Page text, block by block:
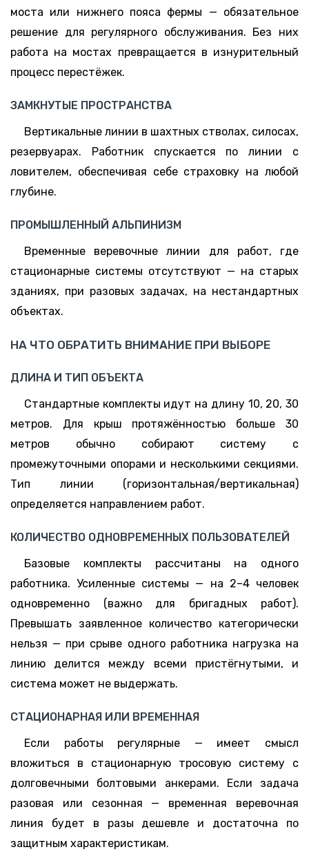
моста или нижнего пояса фермы — обязательное
решение для регулярного обслуживания. Без них
работа на мостах превращается в изнурительный
процесс перестёжек.
ЗАМКНУТЫЕ ПРОСТРАНСТВА
Вертикальные линии в шахтных стволах, силосах,
резервуарах. Работник спускается по линии с
ловителем, обеспечивая себе страховку на любой
глубине.
ПРОМЫШЛЕННЫЙ АЛЬПИНИЗМ
Временные веревочные линии для работ, где
стационарные системы отсутствуют — на старых
зданиях, при разовых задачах, на нестандартных
объектах.
НА ЧТО ОБРАТИТЬ ВНИМАНИЕ ПРИ ВЫБОРЕ
ДЛИНА И ТИП ОБЪЕКТА
Стандартные комплекты идут на длину 10, 20, 30
метров. Для крыш протяжённостью больше 30
метров обычно собирают систему с
промежуточными опорами и несколькими секциями.
Тип линии (горизонтальная/вертикальная)
определяется направлением работ.
КОЛИЧЕСТВО ОДНОВРЕМЕННЫХ ПОЛЬЗОВАТЕЛЕЙ
Базовые комплекты рассчитаны на одного
работника. Усиленные системы — на 2–4 человек
одновременно (важно для бригадных работ).
Превышать заявленное количество категорически
нельзя — при срыве одного работника нагрузка на
линию делится между всеми пристёгнутыми, и
система может не выдержать.
СТАЦИОНАРНАЯ ИЛИ ВРЕМЕННАЯ
Если работы регулярные — имеет смысл
вложиться в стационарную тросовую систему с
долговечными болтовыми анкерами. Если задача
разовая или сезонная — временная веревочная
линия будет в разы дешевле и достаточна по
защитным характеристикам.